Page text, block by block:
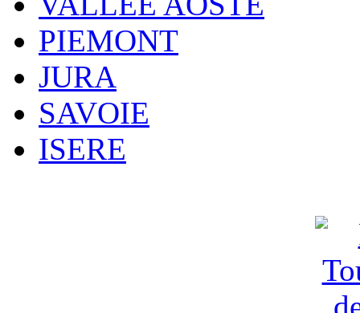
PIEMONT
JURA
SAVOIE
ISERE